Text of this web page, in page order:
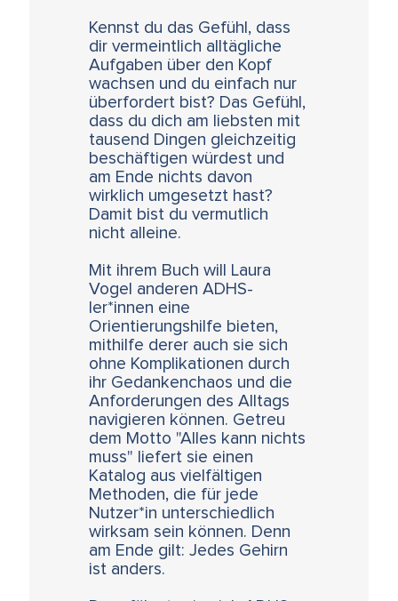
Kennst du das Gefühl, dass
dir vermeintlich alltägliche
Aufgaben über den Kopf
wachsen und du einfach nur
überfordert bist? Das Gefühl,
dass du dich am liebsten mit
tausend Dingen gleichzeitig
beschäftigen würdest und
am Ende nichts davon
wirklich umgesetzt hast?
Damit bist du vermutlich
nicht alleine.
Mit ihrem Buch will Laura
Vogel anderen ADHS-
ler*innen eine
Orientierungshilfe bieten,
mithilfe derer auch sie sich
ohne Komplikationen durch
ihr Gedankenchaos und die
Anforderungen des Alltags
navigieren können. Getreu
dem Motto "Alles kann nichts
muss" liefert sie einen
Katalog aus vielfältigen
Methoden, die für jede
Nutzer*in unterschiedlich
wirksam sein können. Denn
am Ende gilt: Jedes Gehirn
ist anders.